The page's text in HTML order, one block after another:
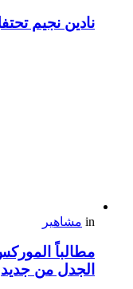
نادين نجيم
in مشاهير
مطالباً
الجدل من جديد